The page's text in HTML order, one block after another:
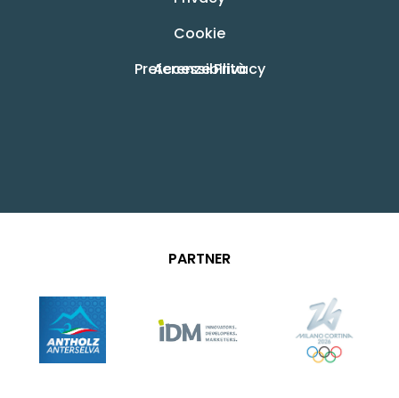
Preferenze Privacy
Cookie
Accessibilità
PARTNER